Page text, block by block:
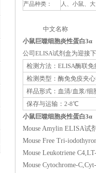
产品种类：
人、小鼠、
中文名称 英
小鼠巨噬细胞炎性蛋白3α
公司ELISA试剂盒为迎接
检测方法：ELISA酶联免
检测类型：酶免免疫夹
样品形式：血清/血浆/细
保存与运输：2-8℃
小鼠巨噬细胞炎性蛋白3α
Mouse Amylin ELISA试
Mouse Free Tri-
Mouse Leukotriene
Mouse Cytochrome-